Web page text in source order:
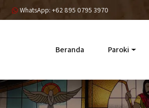
WhatsApp: +62 895 0795 3970
Beranda Paroki